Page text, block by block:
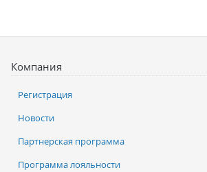
Компания
Регистрация
Новости
Партнерская программа
Программа лояльности